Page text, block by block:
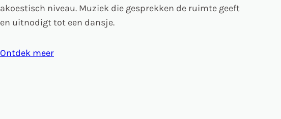
akoestisch niveau. Muziek die gesprekken de ruimte geeft
en uitnodigt tot een dansje.
Ontdek meer